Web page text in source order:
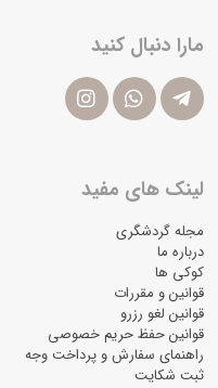
مارا دنبال کنید
لینک های مفید
مجله گردشگری
درباره ما
کوکی ها
قوانین و مقررات
قوانین لغو رزرو
قوانین حفظ حریم خصوصی
راهنمای سفارش و پرداخت وجه
ثبت شکایت